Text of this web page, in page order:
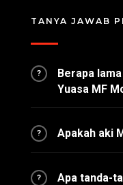
TANYA JAWAB
?
Berapa
Yuasa MF
? Apakah aki
?
Apa tanda-